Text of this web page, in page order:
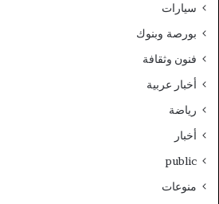
سيارات
بورصة وبنوك
فنون وثقافة
أخبار عربية
رياضة
أخبار
public
منوعات